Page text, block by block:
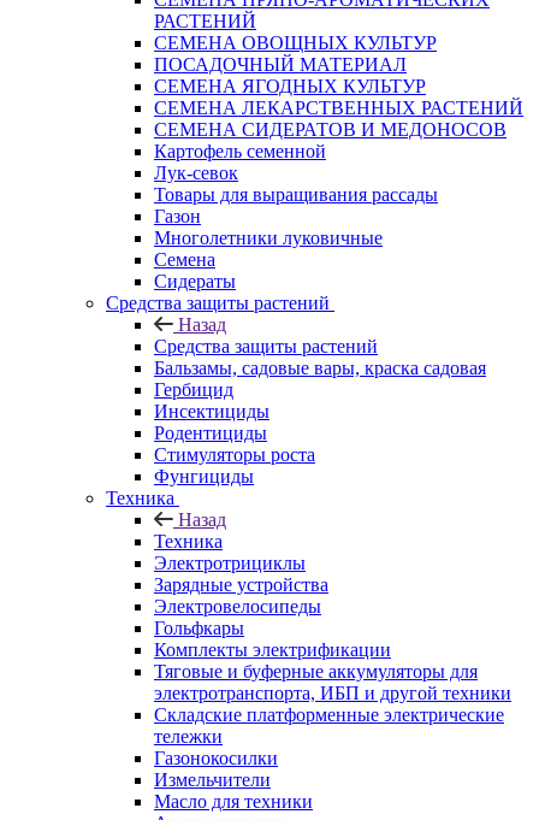
РАСТЕНИЙ
СЕМЕНА ОВОЩНЫХ КУЛЬТУР
ПОСАДОЧНЫЙ МАТЕРИАЛ
СЕМЕНА ЯГОДНЫХ КУЛЬТУР
СЕМЕНА ЛЕКАРСТВЕННЫХ РАСТЕНИЙ
СЕМЕНА СИДЕРАТОВ И МЕДОНОСОВ
Картофель семенной
Лук-севок
Товары для выращивания рассады
Газон
Многолетники луковичные
Семена
Сидераты
Средства защиты растений
Назад
Средства защиты растений
Бальзамы, садовые вары, краска садовая
Гербицид
Инсектициды
Родентициды
Стимуляторы роста
Фунгициды
Техника
Назад
Техника
Электротрициклы
Зарядные устройства
Электровелосипеды
Гольфкары
Комплекты электрификации
Тяговые и буферные аккумуляторы для
электротранспорта, ИБП и другой техники
Складские платформенные электрические
тележки
Газонокосилки
Измельчители
Масло для техники